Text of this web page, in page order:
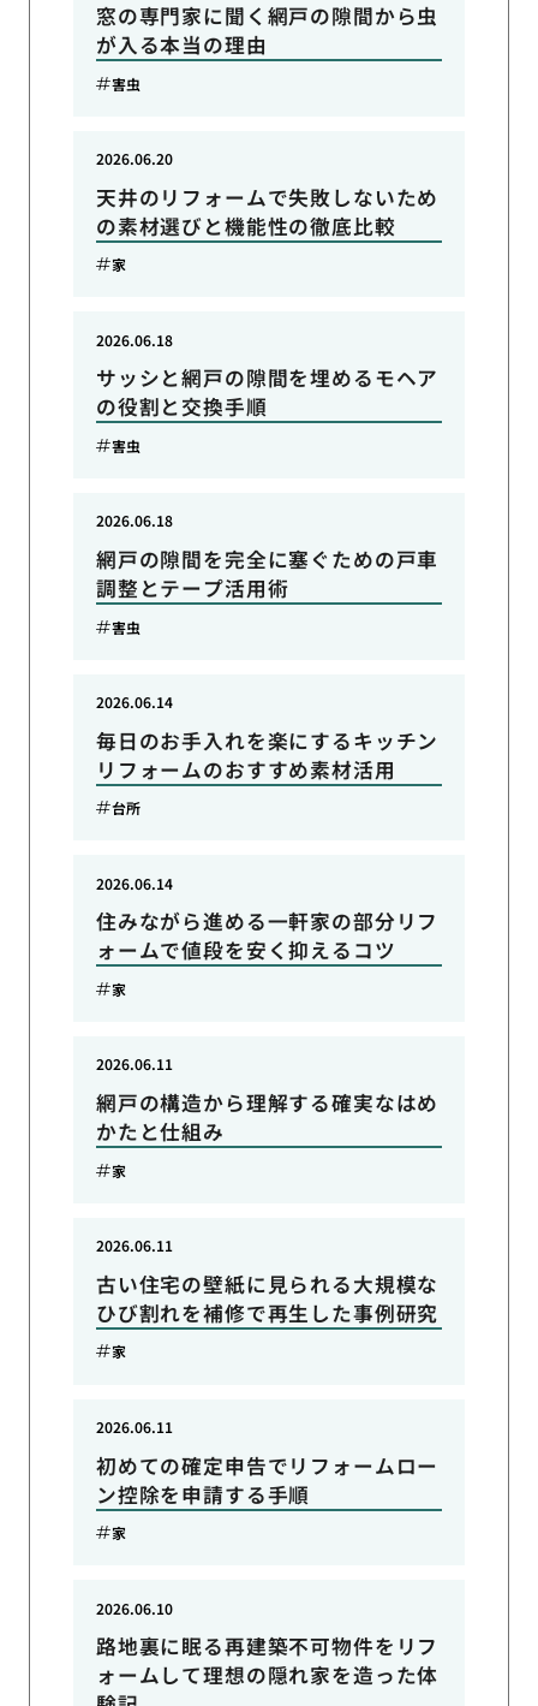
窓の専門家に聞く網戸の隙間から虫
が入る本当の理由
害虫
天井のリフォームで失敗しないため
の素材選びと機能性の徹底比較
2026.06.20
家
サッシと網戸の隙間を埋めるモヘア
の役割と交換手順
2026.06.18
害虫
網戸の隙間を完全に塞ぐための戸車
調整とテープ活用術
2026.06.18
害虫
毎日のお手入れを楽にするキッチン
リフォームのおすすめ素材活用
2026.06.14
台所
住みながら進める一軒家の部分リフ
ォームで値段を安く抑えるコツ
2026.06.14
家
網戸の構造から理解する確実なはめ
かたと仕組み
2026.06.11
家
古い住宅の壁紙に見られる大規模な
ひび割れを補修で再生した事例研究
2026.06.11
家
初めての確定申告でリフォームロー
ン控除を申請する手順
2026.06.11
家
路地裏に眠る再建築不可物件をリフ
ォームして理想の隠れ家を造った体
2026.06.10